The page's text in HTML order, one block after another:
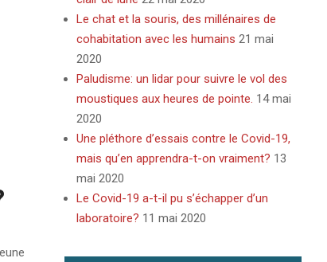
Le chat et la souris, des millénaires de
cohabitation avec les humains 21 mai
2020
Paludisme: un lidar pour suivre le vol des
moustiques aux heures de pointe. 14 mai
2020
Une pléthore d’essais contre le Covid-19,
mais qu’en apprendra-t-on vraiment? 13
mai 2020
Le Covid-19 a-t-il pu s’échapper d’un
laboratoire? 11 mai 2020